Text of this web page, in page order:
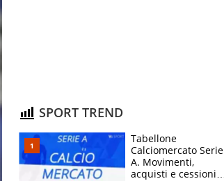
SPORT TREND
Tabellone
Calciomercato Serie
A. Movimenti,
acquisti e cessioni: